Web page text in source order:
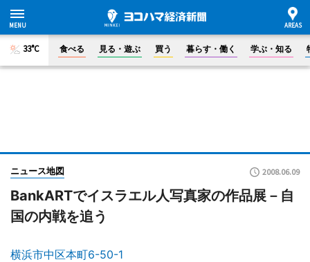
33°C 食べる 見る・遊ぶ 買う 暮らす・働く 学ぶ・知る
ニュース地図 2008.06.09
BankARTでイスラエル人写真家の作品展－自
国の内戦を追う
横浜市中区本町6-50-1